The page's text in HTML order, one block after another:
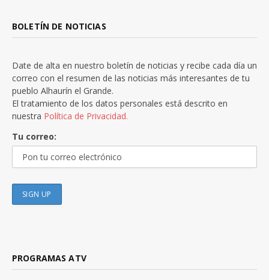
BOLETÍN DE NOTICIAS
Date de alta en nuestro boletín de noticias y recibe cada día un
correo con el resumen de las noticias más interesantes de tu
pueblo Alhaurín el Grande.
El tratamiento de los datos personales está descrito en
nuestra Política de Privacidad.
Tu correo:
PROGRAMAS ATV